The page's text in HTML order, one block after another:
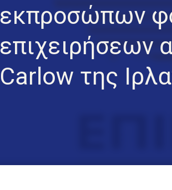
εκπροσώπων
επιχειρήσεων
Carlow της